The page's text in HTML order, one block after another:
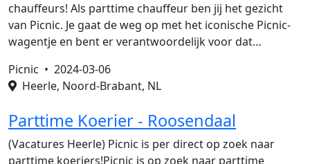
chauffeurs! Als parttime chauffeur ben jij het gezicht
van Picnic. Je gaat de weg op met het iconische Picnic-
wagentje en bent er verantwoordelijk voor dat…
Picnic • 2024-03-06
Heerle, Noord-Brabant, NL
Parttime Koerier - Roosendaal
(Vacatures Heerle) Picnic is per direct op zoek naar
parttime koeriers!Picnic is op zoek naar parttime